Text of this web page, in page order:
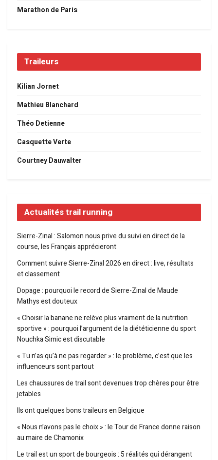
Marathon de Paris
Traileurs
Kilian Jornet
Mathieu Blanchard
Théo Detienne
Casquette Verte
Courtney Dauwalter
Actualités trail running
Sierre-Zinal : Salomon nous prive du suivi en direct de la
course, les Français apprécieront
Comment suivre Sierre-Zinal 2026 en direct : live, résultats
et classement
Dopage : pourquoi le record de Sierre-Zinal de Maude
Mathys est douteux
« Choisir la banane ne relève plus vraiment de la nutrition
sportive » : pourquoi l’argument de la diététicienne du sport
Nouchka Simic est discutable
« Tu n’as qu’à ne pas regarder » : le problème, c’est que les
influenceurs sont partout
Les chaussures de trail sont devenues trop chères pour être
jetables
Ils ont quelques bons traileurs en Belgique
« Nous n’avons pas le choix » : le Tour de France donne raison
au maire de Chamonix
Le trail est un sport de bourgeois : 5 réalités qui dérangent